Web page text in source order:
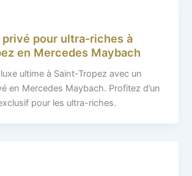
pour ultra-riches à
en Mercedes Maybach
ultime à Saint-Tropez avec un
en Mercedes Maybach. Profitez d’un
pour les ultra-riches.